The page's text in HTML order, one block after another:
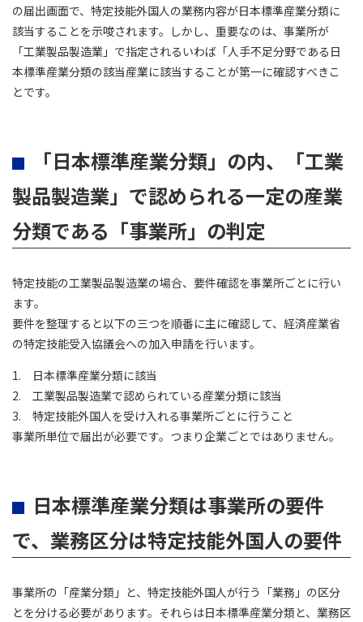
の届出画面で、特定技能外国人の業務内容が日本標準産業分類に
該当することを示唆されます。しかし、重要なのは、事業所が
「工業製品製造業」で指定されるいわば「人手不足分野である日
本標準産業分類の該当産業に該当することが第一に確認すべきこ
とです。
「日本標準産業分類」の内、「工業
製品製造業」で認められる一定の産業
分類である「事業所」の判定
特定技能の工業製品製造業の場合、要件確認を事業所ごとに行い
ます。
要件を整理すると以下の三つを順番に主に確認して、経済産業省
の特定技能受入協議会への加入申請を行います。
1. 日本標準産業分類に該当
2. 工業製品製造業で認められている産業分類に該当
3. 特定技能外国人を受け入れる事業所ごとに行うこと
事業所単位で届出が必要です。つまり企業ごとではありません。
日本標準産業分類は事業所の要件
で、業務区分は特定技能外国人の要件
事業所の「産業分類」と、特定技能外国人が行う「業務」の区分
とを分ける必要があります。それらは日本標準産業分類と、業務区